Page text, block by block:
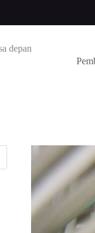
depan